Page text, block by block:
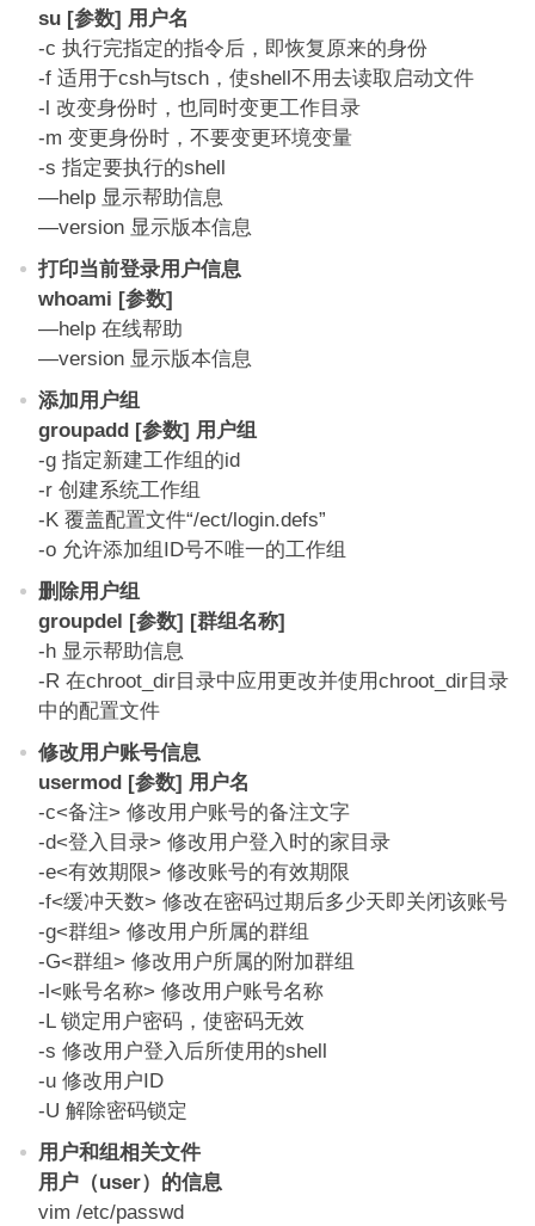
su [参数] 用户名
-c 执行完指定的指令后，即恢复原来的身份
-f 适用于csh与tsch，使shell不用去读取启动文件
-l 改变身份时，也同时变更工作目录
-m 变更身份时，不要变更环境变量
-s 指定要执行的shell
—help 显示帮助信息
—version 显示版本信息
打印当前登录用户信息
whoami [参数]
—help 在线帮助
—version 显示版本信息
添加用户组
groupadd [参数] 用户组
-g 指定新建工作组的id
-r 创建系统工作组
-K 覆盖配置文件“/ect/login.defs”
-o 允许添加组ID号不唯一的工作组
删除用户组
groupdel [参数] [群组名称]
-h 显示帮助信息
-R 在chroot_dir目录中应用更改并使用chroot_dir目录
中的配置文件
修改用户账号信息
usermod [参数] 用户名
-c<备注> 修改用户账号的备注文字
-d<登入目录> 修改用户登入时的家目录
-e<有效期限> 修改账号的有效期限
-f<缓冲天数> 修改在密码过期后多少天即关闭该账号
-g<群组> 修改用户所属的群组
-G<群组> 修改用户所属的附加群组
-l<账号名称> 修改用户账号名称
-L 锁定用户密码，使密码无效
-s 修改用户登入后所使用的shell
-u 修改用户ID
-U 解除密码锁定
用户和组相关文件
用户（user）的信息
vim /etc/passwd